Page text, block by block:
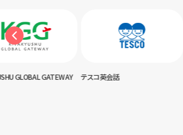
GLOBAL GATEWAY テスコ英会話